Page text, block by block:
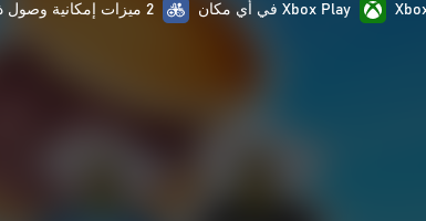
Xbox Play في أي مكان 2 ميزات إمكانية وصول ذوي الاحتياجات الخاصة